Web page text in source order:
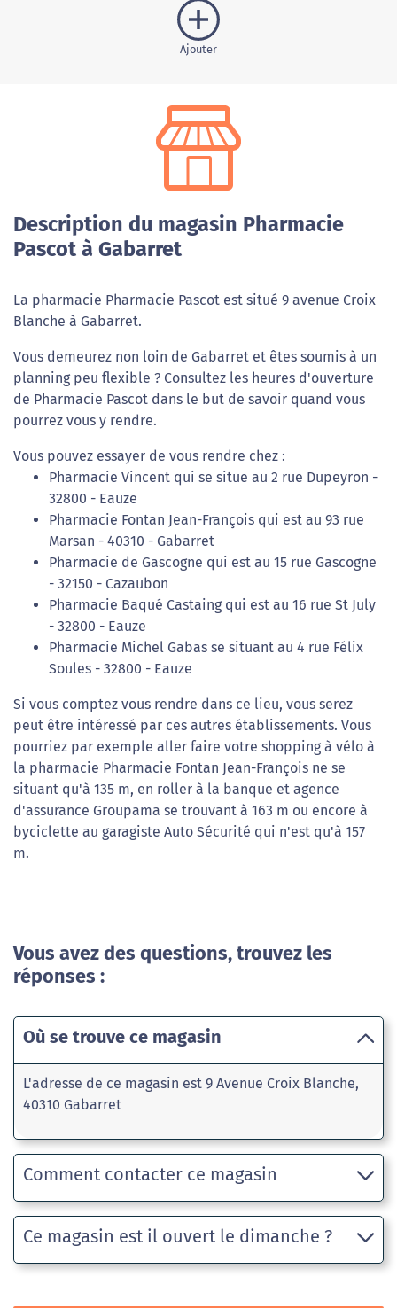
Ajouter
Description du magasin Pharmacie
Pascot à Gabarret
La pharmacie Pharmacie Pascot est situé 9 avenue Croix
Blanche à Gabarret.
Vous demeurez non loin de Gabarret et êtes soumis à un
planning peu flexible ? Consultez les heures d'ouverture
de Pharmacie Pascot dans le but de savoir quand vous
pourrez vous y rendre.
Vous pouvez essayer de vous rendre chez :
Pharmacie Vincent qui se situe au 2 rue Dupeyron -
32800 - Eauze
Pharmacie Fontan Jean-François qui est au 93 rue
Marsan - 40310 - Gabarret
Pharmacie de Gascogne qui est au 15 rue Gascogne
- 32150 - Cazaubon
Pharmacie Baqué Castaing qui est au 16 rue St July
- 32800 - Eauze
Pharmacie Michel Gabas se situant au 4 rue Félix
Soules - 32800 - Eauze
Si vous comptez vous rendre dans ce lieu, vous serez
peut être intéressé par ces autres établissements. Vous
pourriez par exemple aller faire votre shopping à vélo à
la pharmacie Pharmacie Fontan Jean-François ne se
situant qu'à 135 m, en roller à la banque et agence
d'assurance Groupama se trouvant à 163 m ou encore à
byciclette au garagiste Auto Sécurité qui n'est qu'à 157
m.
Vous avez des questions, trouvez les
réponses :
Où se trouve ce magasin
L'adresse de ce magasin est 9 Avenue Croix Blanche,
40310 Gabarret
Comment contacter ce magasin
Ce magasin est il ouvert le dimanche ?